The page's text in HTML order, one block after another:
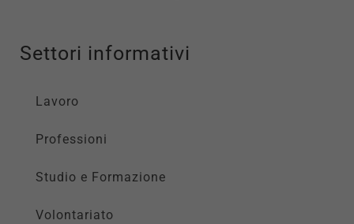
Settori informativi
Lavoro
Professioni
Studio e Formazione
Volontariato